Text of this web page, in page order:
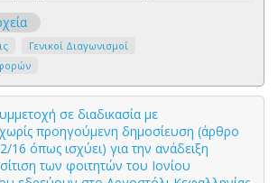
Γενικοί Διαγωνισμοί
σε διαδικασία με
προηγούμενη δημοσίευση (άρθρο
όπως ισχύει) για την ανάδειξη
των φοιτητών του Ιονίου